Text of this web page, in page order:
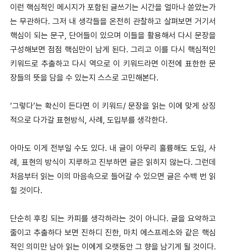
이런 핵심적인 메시지가 포함된 글쓰기는 시간을 얼마나 쏟았는가
는 무관하다. 그저 내 생각들을 온전히 관찰하고 살펴보면 거기서
핵심이 되는 문구, 단어들이 있으며 이들을 활용해서 다시 문장을
구성해보면 점점 핵심만이 남게 된다. 그리고 이를 다시 핵심적인
키워드로 추출하고 다시 역으로 이 키워드라면 이전에 표한한 문
장들의 뜻을 담을 수 있는지 스스로 고민해본다.
‘그렇다’는 확신이 든다면 이 키워드/ 문장을 읽는 이에 맞게 상징
적으로 다가갈 표현방식, 사례, 도입부를 생각한다.
아마도 이게 전부일 수도 있다. 내 글이 아무리 훌륭해도 도입, 사
례, 표현의 방식이 지루하고 진부하면 글은 읽히지 않는다. 그런데
처음부터 읽는 이의 마음속으로 들어갈 수 있으면 글은 수백 번 읽
힐 것이다.
단순히 후킹 되는 카피를 생각하라는 것이 아니다. 글을 요약하고
줄이고 추출하다 보면 진하디 진한, 마치 에스프레소와 같은 핵심
적인 의미만 남아 읽는 이에게 오랫동안 그 향을 남기게 될 것이다.